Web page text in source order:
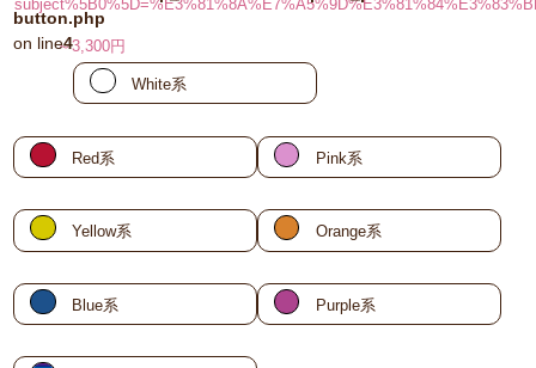
～3,300円
button.php
on line4
White系
Red系 Pink系
Yellow系 Orange系
Blue系 Purple系